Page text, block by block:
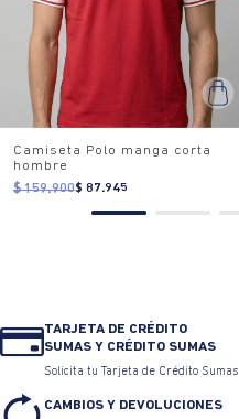
Camiseta Polo manga corta
hombre
$ 159.900$ 87.945
TARJETA DE CRÉDITO
SUMAS Y CRÉDITO SUMAS
Solicita tu Tarjeta de Crédito Sumas
CAMBIOS Y DEVOLUCIONES